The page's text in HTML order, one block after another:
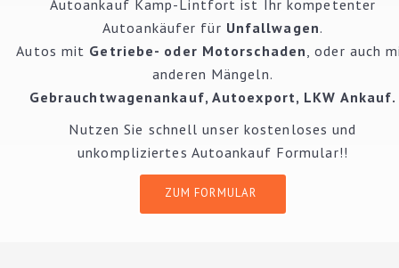
Autoankauf Kamp-Lintfort ist Ihr kompetenter
Autoankäufer für Unfallwagen.
Autos mit Getriebe- oder Motorschaden, oder auch
anderen Mängeln.
Gebrauchtwagenankauf, Autoexport, LKW Ankauf.
Nutzen Sie schnell unser kostenloses und
unkompliziertes Autoankauf Formular!!
ZUM FORMULAR